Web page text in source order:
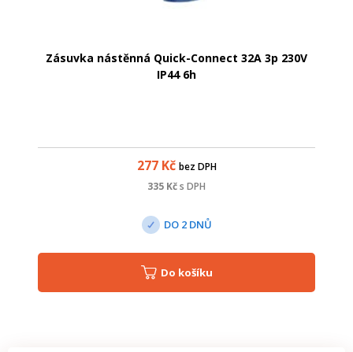
Zásuvka nástěnná Quick-Connect 32A 3p 230V
IP44 6h
277Kč bez DPH
335 Kčs DPH
DO 2 DNŮ
Do košíku